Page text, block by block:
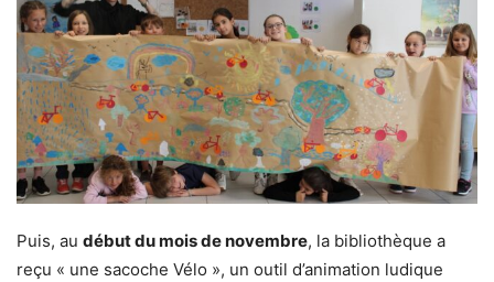
Puis, au début du mois de novembre, la bibliothèque a
reçu « une sacoche Vélo », un outil d’animation ludique